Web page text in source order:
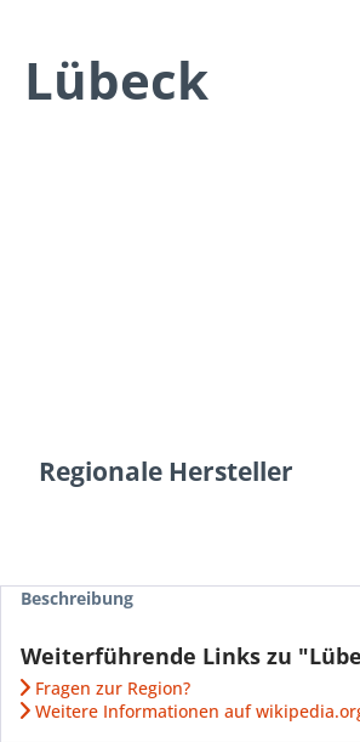
Lübeck
Regionale Hersteller
Beschreibung
Weiterführende Links zu
Fragen zur Region?
Weitere Informationen auf